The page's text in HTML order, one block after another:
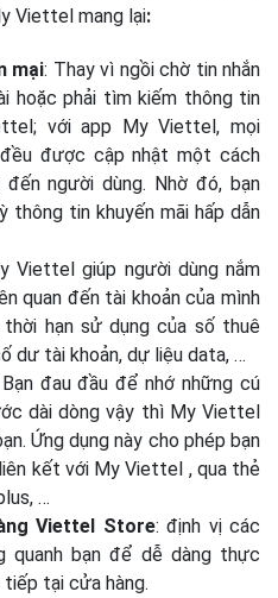
Viettel mang lại:
mại: Thay vì ngồi chờ tin nhắn
hoặc phải tìm kiếm thông tin
với app My Viettel, mọi
được cập nhật một cách
đến người dùng. Nhờ đó, bạn
thông tin khuyến mãi hấp dẫn
Viettel giúp người dùng nắm
quan đến tài khoản của mình
hạn sử dụng của số thuê
dư tài khoản, dự liệu data, …
đau đầu để nhớ những cú
dài dòng vậy thì My Viettel
Ứng dụng này cho phép bạn
kết với My Viettel , qua thẻ
…
Viettel Store: định vị các
quanh bạn để dễ dàng thực
tại cửa hàng.